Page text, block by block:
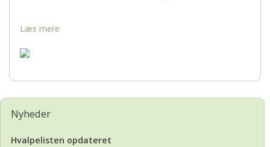
Læs mere
Nyheder
Hvalpelisten opdateret